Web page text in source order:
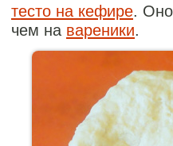
тесто на кефире. Оно
чем на вареники.